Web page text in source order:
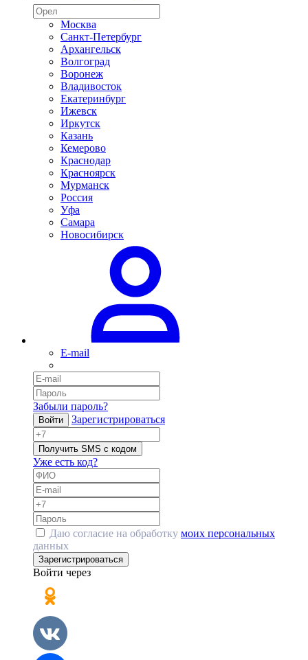
Москва
Санкт-Петербург
Архангельск
Волгоград
Воронеж
Владивосток
Екатеринбург
Ижевск
Иркутск
Казань
Кемерово
Краснодар
Красноярск
Мурманск
Россия
Уфа
Самара
Новосибирск
E-mail
Забыли пароль?
Войти Зарегистрироваться
Получить SMS с кодом
Уже есть код?
Даю согласие на обработку моих персональных
данных
Зарегистрироваться
Войти через